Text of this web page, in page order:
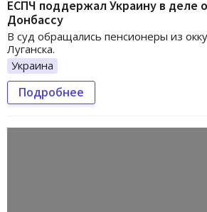
ЕСПЧ поддержал Украину в деле
Донбассу
В суд обращались пенсионеры из
Луганска.
Украина
Подробнее